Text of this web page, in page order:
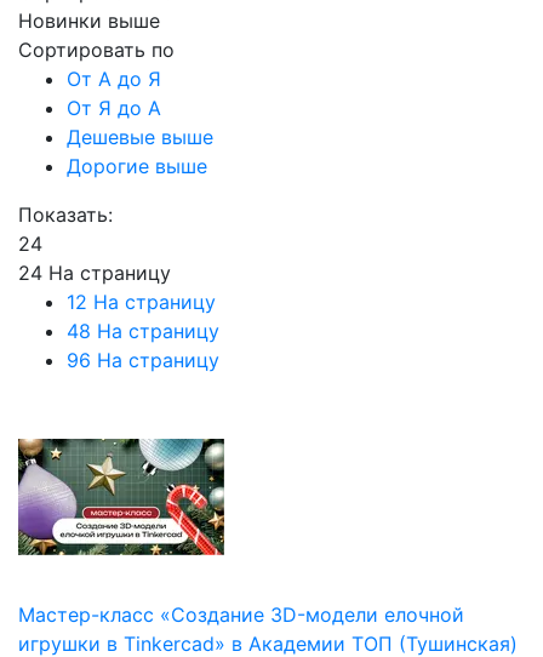
Новинки выше
Сортировать по
От А до Я
От Я до А
Дешевые выше
Дорогие выше
Показать:
24
24 На страницу
12 На страницу
48 На страницу
96 На страницу
Мастер-класс «Создание 3D-модели елочной
игрушки в Tinkercad» в Академии ТОП (Тушинская)